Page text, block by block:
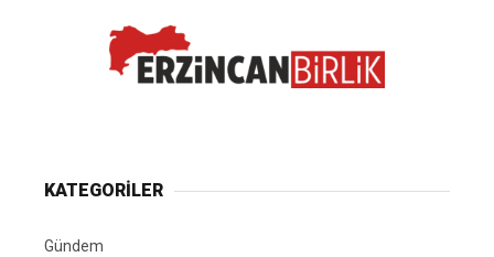
KATEGORİLER
Gündem